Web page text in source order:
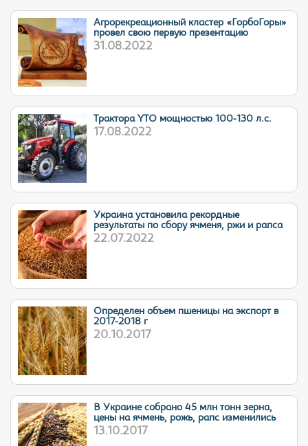
Агрорекреационный кластер «ГорбоГоры»
провел свою первую презентацию
31.08.2022
Трактора YTO мощностью 100-130 л.с.
17.08.2022
Украина установила рекордные
результаты по сбору ячменя, ржи и рапса
22.07.2022
Определен объем пшеницы на экспорт в
2017-2018 г
20.10.2017
В Украине собрано 45 млн тонн зерна,
цены на ячмень, рожь, рапс изменились
13.10.2017